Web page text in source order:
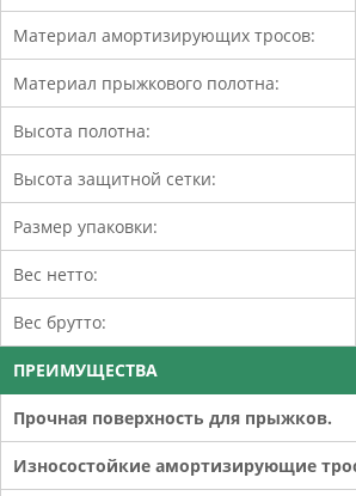
Материал амортизирующих тросов:
Материал прыжкового полотна:
Высота полотна:
Высота защитной сетки:
Размер упаковки:
Вес нетто:
Вес брутто:
ПРЕИМУЩЕСТВА
Прочная поверхность для прыжков.
Износостойкие амортизирующие